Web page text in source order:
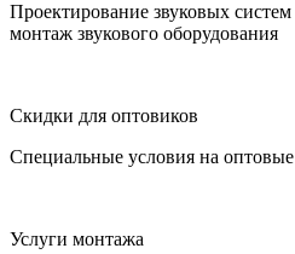
Проектирование звуковых
монтаж звукового оборудования
Скидки для оптовиков
Специальные условия на
Услуги монтажа